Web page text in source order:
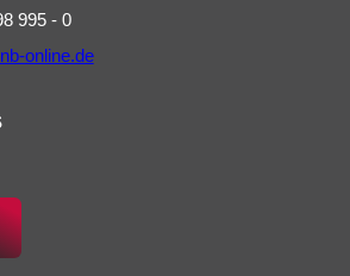
995 - 0
online.de